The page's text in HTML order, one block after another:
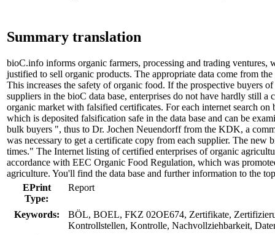
Summary translation
bioC.info informs organic farmers, processing and trading ventures,
justified to sell organic products. The appropriate data come from
This increases the safety of organic food. If the prospective buyers
suppliers in the bioC data base, enterprises do not have hardly still
organic market with falsified certificates. For each internet search
which is deposited falsification safe in the data base and can be
bulk buyers ", thus to Dr. Jochen Neuendorff from the KDK, a
was necessary to get a certificate copy from each supplier. The new
times." The Internet listing of certified enterprises of organic
accordance with EEC Organic Food Regulation, which was
agriculture. You'll find the data base and further information to the
EPrint
Type:
Report
Keywords:
BÖL, BOEL, FKZ 02OE674, Zertifikate,
Kontrollstellen, Kontrolle, Nachvollziehbarkeit,